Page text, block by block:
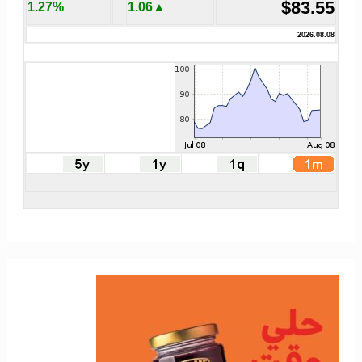
$83.55
▲1.06
1.27%
2026.08.08